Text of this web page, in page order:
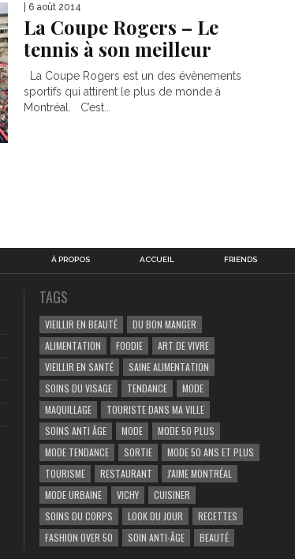
| 6 août 2014
La Coupe Rogers – Le
tennis à son meilleur
La Coupe Rogers est un des évènements
sportifs qui attirent le plus de monde à
Montréal. C’est...
À PROPOS ACCUEIL FRIENDS
TAGS
VIEILLIR EN BEAUTÉ
DU BON MANGER
ALIMENTATION
FOODIE
ART DE VIVRE
VIEILLIR EN SANTÉ
SAINE ALIMENTATION
SOINS DU VISAGE
TENDANCE
MODE
MAQUILLAGE
TOURISTE DANS MA VILLE
SOINS ANTI ÂGE
MODE
MODE 50 PLUS
MODE TENDANCE
SORTIE
MODE 50 ANS ET PLUS
TOURISME
RESTAURANT
J'AIME MONTRÉAL
MODE URBAINE
VICHY
CUISINER
SOINS DU CORPS
LOOK DU JOUR
RECETTES
FASHION OVER 50
SOIN ANTI-ÂGE BEAUTÉ